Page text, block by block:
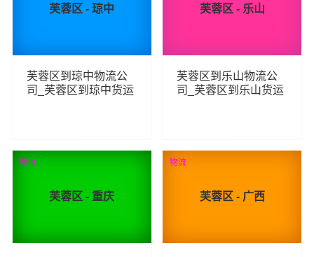
芙蓉区 - 琼中
芙蓉区到琼中物流公
司_芙蓉区到琼中货运
88 查看详细
芙蓉区 - 乐山
芙蓉区到乐山物流公
司_芙蓉区到乐山货运
86 查看详细
芙蓉区 - 重庆
物流
芙蓉区 - 广西
物流